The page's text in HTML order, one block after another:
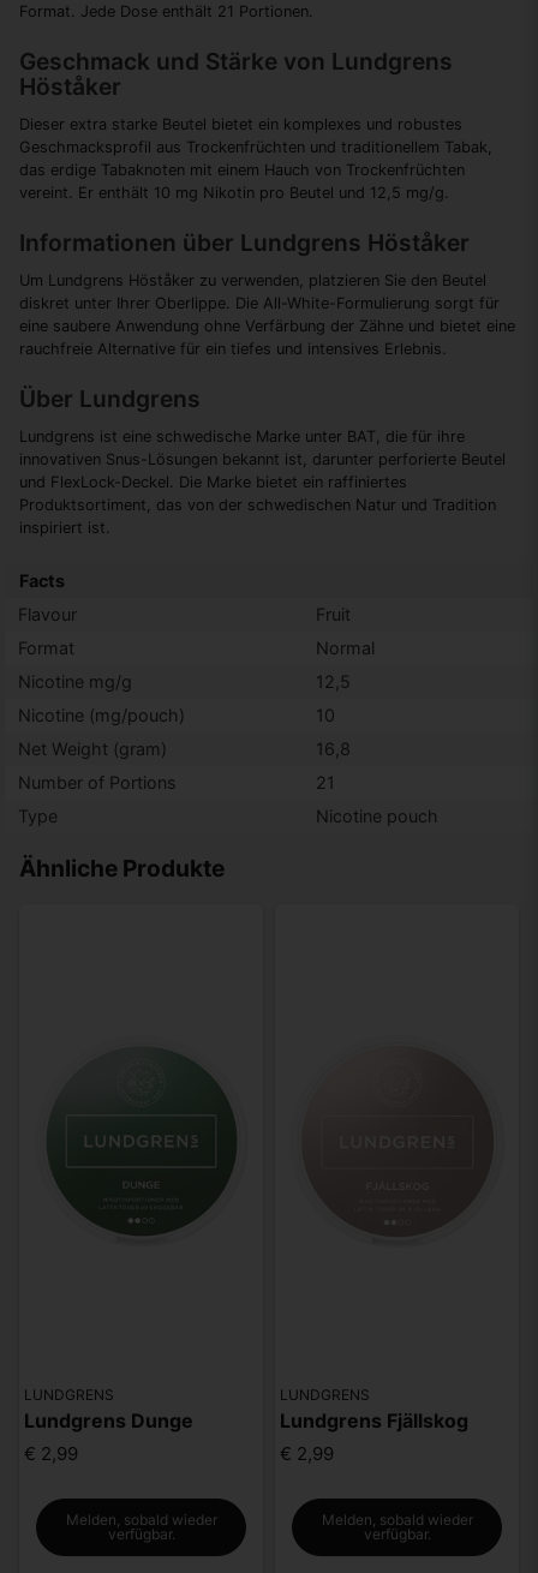
Ähnliche Produkte
LUNDGRENS
Lundgrens Dunge
€ 2,99
Melden, sobald wieder
verfügbar.
LUNDGRENS
Lundgrens Fjällskog
€ 2,99
Melden, sobald wieder
verfügbar.
Format. Jede Dose enthält 21 Portionen.
Geschmack und Stärke von Lundgrens
Höståker
Dieser extra starke Beutel bietet ein komplexes und robustes
Geschmacksprofil aus Trockenfrüchten und traditionellem Tabak,
das erdige Tabaknoten mit einem Hauch von Trockenfrüchten
vereint. Er enthält 10 mg Nikotin pro Beutel und 12,5 mg/g.
Informationen über Lundgrens Höståker
Um Lundgrens Höståker zu verwenden, platzieren Sie den Beutel
diskret unter Ihrer Oberlippe. Die All-White-Formulierung sorgt für
eine saubere Anwendung ohne Verfärbung der Zähne und bietet eine
rauchfreie Alternative für ein tiefes und intensives Erlebnis.
Über Lundgrens
Lundgrens ist eine schwedische Marke unter BAT, die für ihre
innovativen Snus-Lösungen bekannt ist, darunter perforierte Beutel
und FlexLock-Deckel. Die Marke bietet ein raffiniertes
Produktsortiment, das von der schwedischen Natur und Tradition
inspiriert ist.
Facts
Flavour
Fruit
Format
Normal
Nicotine mg/g
12,5
Nicotine (mg/pouch)
10
Net Weight (gram)
16,8
Number of Portions
21
Type
Nicotine pouch